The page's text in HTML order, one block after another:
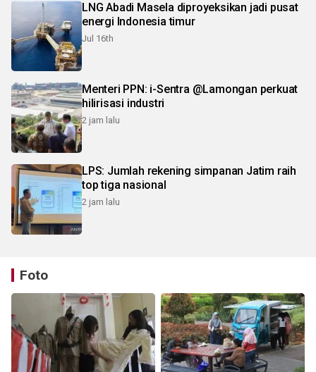
LNG Abadi Masela diproyeksikan jadi pusat
energi Indonesia timur
Jul 16th
Menteri PPN: i-Sentra @Lamongan perkuat
hilirisasi industri
2 jam lalu
LPS: Jumlah rekening simpanan Jatim raih
top tiga nasional
2 jam lalu
Foto